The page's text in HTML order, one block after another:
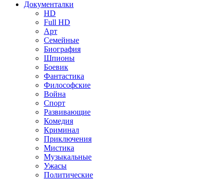
Документалки
HD
Full HD
Арт
Семейные
Биография
Шпионы
Боевик
Фантастика
Философские
Война
Спорт
Развивающие
Комедия
Криминал
Приключения
Мистика
Музыкальные
Ужасы
Политические